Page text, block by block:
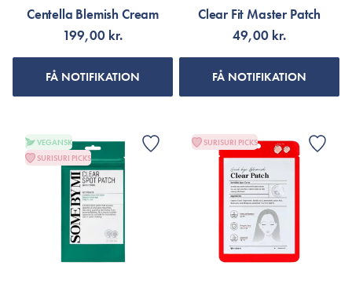
Centella Blemish Cream
199,00 kr.
FÅ NOTIFIKATION
Clear Fit Master Patch
49,00 kr.
FÅ NOTIFIKATION
VEGANSK
SURISURI PICKS
SURISURI PICKS